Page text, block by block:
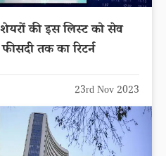
की इस लिस्ट को सेव
तक का रिटर्न
23rd Nov 2023